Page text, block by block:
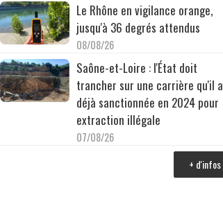
Le Rhône en vigilance orange,
jusqu'à 36 degrés attendus
08/08/26
Saône-et-Loire : l'État doit
trancher sur une carrière qu'il a
déjà sanctionnée en 2024 pour
extraction illégale
07/08/26
+ d'infos